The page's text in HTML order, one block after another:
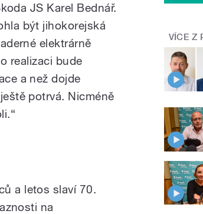
JS Karel Bednář.
být jihokorejská
elektrárně
realizaci bude
a než dojde
potrvá. Nicméně
a letos slaví 70.
na
VÍCE Z